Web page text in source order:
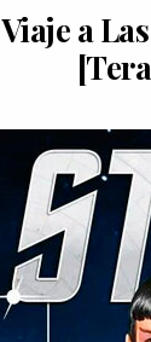
Viaje a